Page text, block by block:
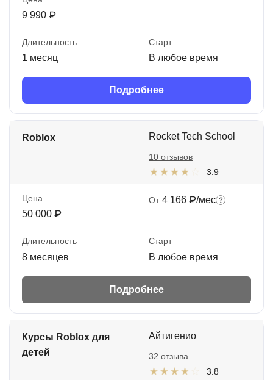
9 990 ₽
Длительность
1 месяц
Старт
В любое время
Подробнее
Roblox Rocket Tech School
3.9
10 отзывов
Цена
50 000 ₽
От 4 166 ₽/мес
Длительность
8 месяцев
Старт
В любое время
Подробнее
Курсы Roblox для
детей
Айтигенио
3.8
32 отзыва